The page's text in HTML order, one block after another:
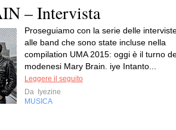
– Intervista
Proseguiamo con la serie delle
alle band che sono state incluse nella
compilation UMA 2015: oggi è il turno
modenesi Mary Brain. iye Intanto...
Leggere il seguito
Da Iyezine
MUSICA